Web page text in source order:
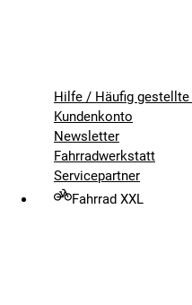
Hilfe / Häufig gestellte
Kundenkonto
Newsletter
Fahrradwerkstatt
Servicepartner
Fahrrad XXL